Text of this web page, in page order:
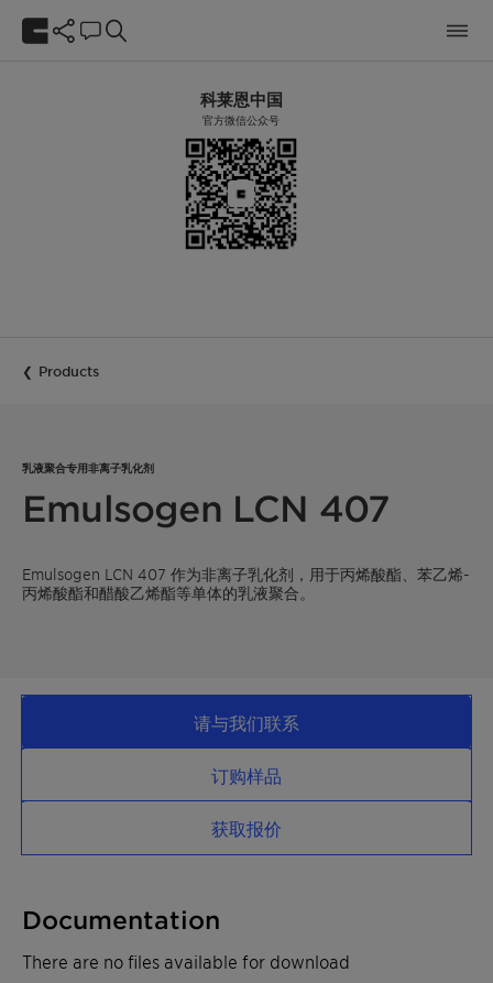
科莱恩中国
官方微信公众号
Products
乳液聚合专用非离子乳化剂
Emulsogen LCN 407
Emulsogen LCN 407 作为非离子乳化剂，用于丙烯酸酯、苯乙烯-
丙烯酸酯和醋酸乙烯酯等单体的乳液聚合。
请与我们联系
订购样品
获取报价
Documentation
There are no files available for download